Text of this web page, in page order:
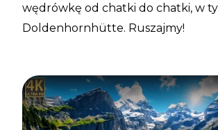
wędrówkę od chatki do chatki, w
Doldenhornhütte. Ruszajmy!